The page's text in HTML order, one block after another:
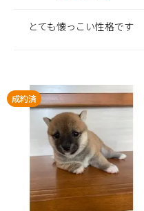
とても懐っこい性格です
成約済